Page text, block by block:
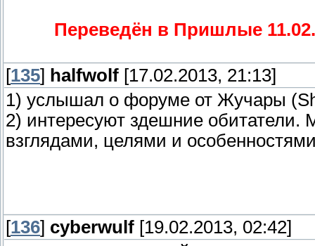
Переведён в Пришлые
[135] halfwolf [17.02.2013, 21:13]
1) услышал о форуме от Жучары
2) интересуют здешние обитатели.
взглядами, целями и
[136] cyberwulf [19.02.2013, 02:42]